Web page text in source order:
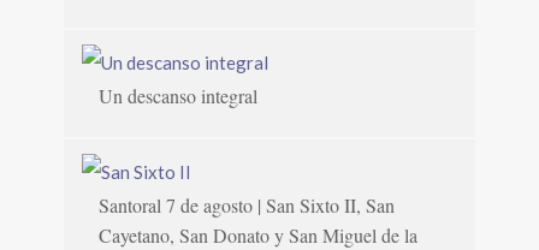
Un descanso integral
Santoral 7 de agosto | San Sixto II, San
Cayetano, San Donato y San Miguel de la